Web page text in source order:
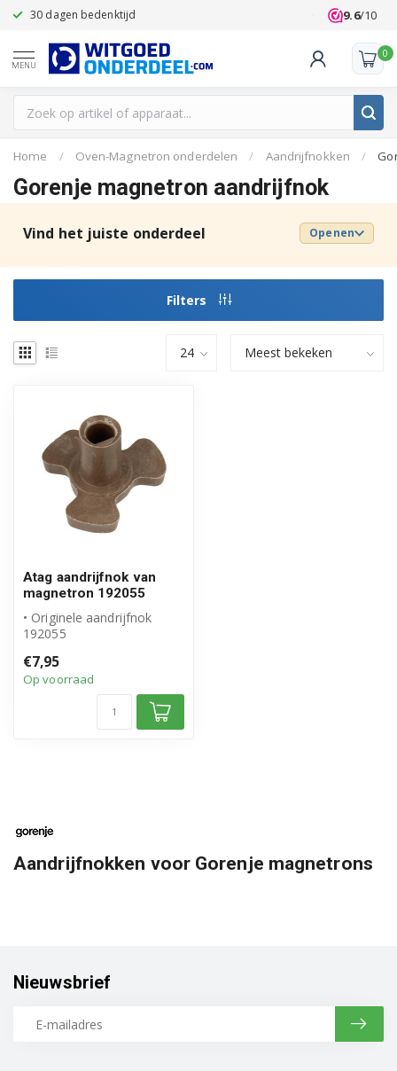
30 dagen bedenktijd Klanten
9.6/10
MENU
0
Home / Oven-Magnetron onderdelen / Aandrijfnokken /
Gorenje magnetron aandrijfnok
Vind het juiste onderdeel Openen
Filters
Atag aandrijfnok van
magnetron 192055
• Originele aandrijfnok
192055
• Meenemer van
draaiplateau
€7,95
Op voorraad
Aandrijfnokken voor Gorenje magnetrons
Nieuwsbrief